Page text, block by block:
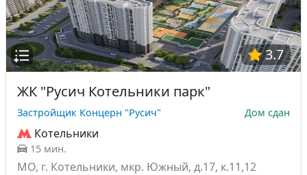
3.7
ЖК "Русич Котельники парк"
Застройщик Концерн "Русич" Дом сдан
Котельники
15 мин.
МО, г. Котельники, мкр. Южный, д.17, к.11,12